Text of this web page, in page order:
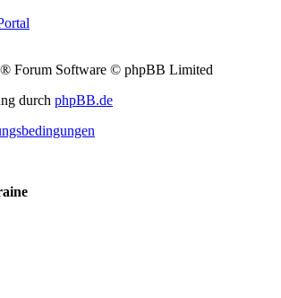
® Forum Software © phpBB Limited
durch phpBB.de